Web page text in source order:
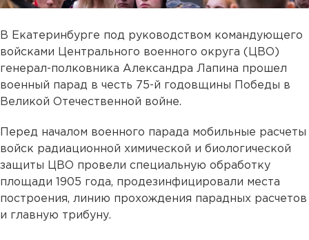
В Екатеринбурге под руководством командующего
войсками Центрального военного округа (ЦВО)
генерал-полковника Александра Лапина прошел
военный парад в честь 75-й годовщины Победы в
Великой Отечественной войне.
Перед началом военного парада мобильные расчеты
войск радиационной химической и биологической
защиты ЦВО провели специальную обработку
площади 1905 года, продезинфицировали места
построения, линию прохождения парадных расчетов
и главную трибуну.